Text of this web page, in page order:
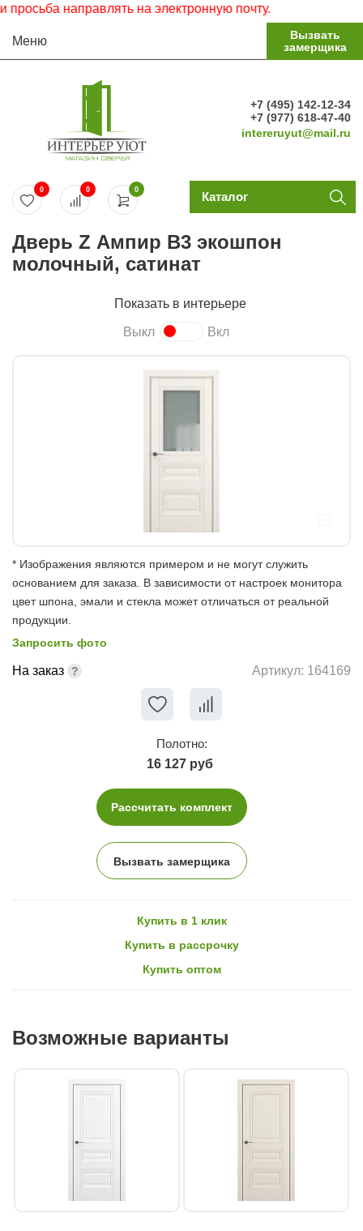
направлять на электронную почту.
Меню
Вызвать
замерщика
+7 (495) 142-12-34
+7 (977) 618-47-40
intereruyut@mail.ru
0
0 0 Каталог
Дверь Z Ампир В3 экошпон
молочный, сатинат
Показать в интерьере
Выкл Вкл
* Изображения являются примером и не могут служить
основанием для заказа. В зависимости от настроек монитора
цвет шпона, эмали и стекла может отличаться от реальной
продукции.
Запросить фото
На заказ Артикул: 164169
Полотно:
16 127 руб
Рассчитать комплект
Вызвать замерщика
Купить в 1 клик
Купить в рассрочку
Купить оптом
Возможные варианты